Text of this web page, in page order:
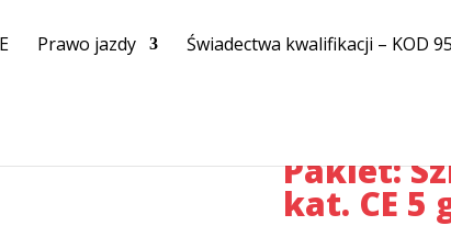
Prawo jazdy Świadectwa kwalifikacji – KOD 95
Pakiet:
kat. CE 5